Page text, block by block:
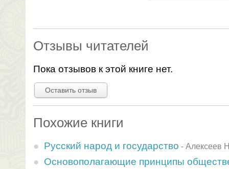
Отзывы читателей
Пока отзывов к этой книге нет.
Оставить отзыв
Похожие книги
Русский народ и государство - Алексеев
Основополагающие принципы